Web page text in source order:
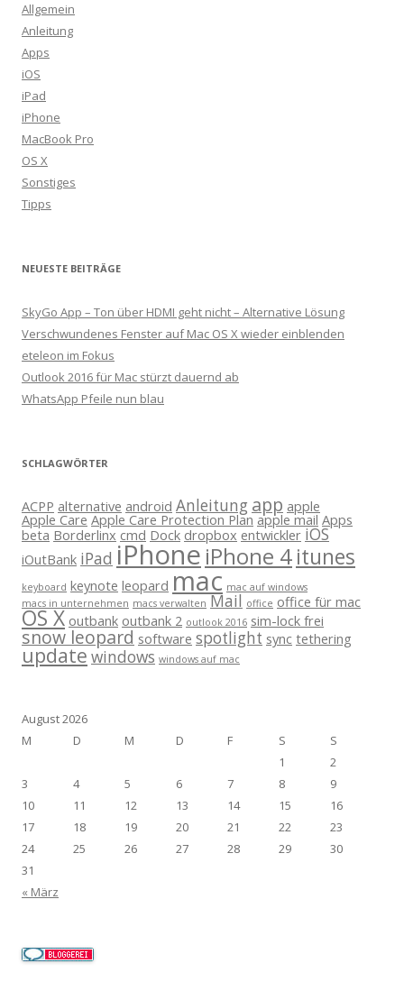
Allgemein
Anleitung
Apps
iOS
iPad
iPhone
MacBook Pro
OS X
Sonstiges
Tipps
NEUESTE BEITRÄGE
SkyGo App – Ton über HDMI geht nicht – Alternative Lösung
Verschwundenes Fenster auf Mac OS X wieder einblenden
eteleon im Fokus
Outlook 2016 für Mac stürzt dauernd ab
WhatsApp Pfeile nun blau
SCHLAGWÖRTER
ACPP alternative android Anleitung app apple
Apple Care Apple Care Protection Plan apple mail Apps
beta Borderlinx cmd Dock dropbox entwickler iOS
iOutBank iPad iPhone iPhone 4itunes
keyboard keynote leopard mac mac auf windows
macs in unternehmen macs verwalten Mail office office für mac
OS X outbank outbank 2 outlook 2016 sim-lock frei
snow leopard software spotlight sync tethering
update windows windows auf mac
August 2026
M
D M D F S
S
1
2
3
4 5 6 7 8
9
10
11 12 13 14 15
16
17
18 19 20 21 22
23
24
25 26 27 28 29
30
31
« März